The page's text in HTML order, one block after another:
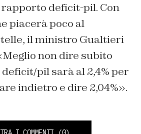
deficit-pil. Con
piacerà poco al
il ministro Gualtieri
non dire subito
pil sarà al 2,4% per
indietro e dire 2,04%».